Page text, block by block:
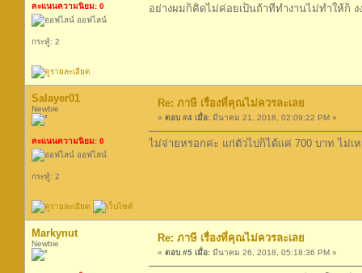
คะแนนความนิยม: 0
ออฟไลน์
กระทู้: 2
อย่างผมก็คิดไม่ค่อยเป็นถ้าที่ทำงานไม่ทำให้ก็ ง
Salayer01
Newbie
คะแนนความนิยม: 0
ออฟไลน์
กระทู้: 2
Re: ภาษี เรื่องที่คุณไม่ควรละเลย
« ตอบ #4 เมื่อ: มีนาคม 21, 2018, 02:09:22 PM »
ไม่จ่ายหรอกค่ะ แก่ตัวไปก็ได้แค่ 700 บาท ไม่เ
Markynut
Newbie Re: ภาษี เรื่องที่คุณไม่ควรละเลย
« ตอบ #5 เมื่อ: มีนาคม 26, 2018, 05:18:36 PM »